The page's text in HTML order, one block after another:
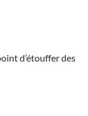
d’étouffer des